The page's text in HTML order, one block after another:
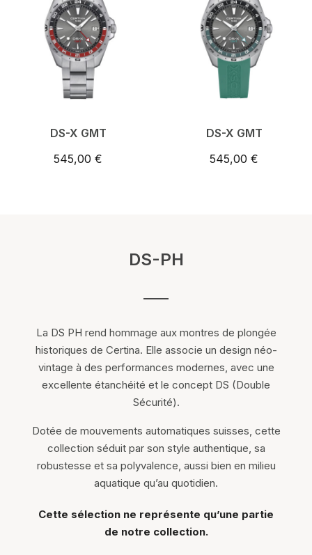
DS-X GMT
545,00 €
DS-X GMT
545,00 €
DS-PH
La DS PH rend hommage aux montres de plongée
historiques de Certina. Elle associe un design néo-
vintage à des performances modernes, avec une
excellente étanchéité et le concept DS (Double
Sécurité).
Dotée de mouvements automatiques suisses, cette
collection séduit par son style authentique, sa
robustesse et sa polyvalence, aussi bien en milieu
aquatique qu’au quotidien.
Cette sélection ne représente qu’une partie
de notre collection.